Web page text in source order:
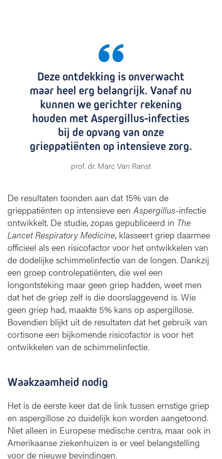
Deze ontdekking is onverwacht
maar heel erg belangrijk. Vanaf nu
kunnen we gerichter rekening
houden met Aspergillus-infecties
bij de opvang van onze
grieppatiënten op intensieve zorg.
prof. dr. Marc Van Ranst
De resultaten toonden aan dat 15% van de
grieppatiënten op intensieve een Aspergillus-infectie
ontwikkelt. De studie, zopas gepubliceerd in The
Lancet Respiratory Medicine, klasseert griep daarmee
officieel als een risicofactor voor het ontwikkelen van
de dodelijke schimmelinfectie van de longen. Dankzij
een groep controlepatiënten, die wel een
longontsteking maar geen griep hadden, weet men
dat het de griep zelf is die doorslaggevend is. Wie
geen griep had, maakte 5% kans op aspergillose.
Bovendien blijkt uit de resultaten dat het gebruik van
cortisone een bijkomende risicofactor is voor het
ontwikkelen van de schimmelinfectie.
Waakzaamheid nodig
Het is de eerste keer dat de link tussen ernstige griep
en aspergillose zo duidelijk kon worden aangetoond.
Niet alleen in Europese medische centra, maar ook in
Amerikaanse ziekenhuizen is er veel belangstelling
voor de nieuwe bevindingen.